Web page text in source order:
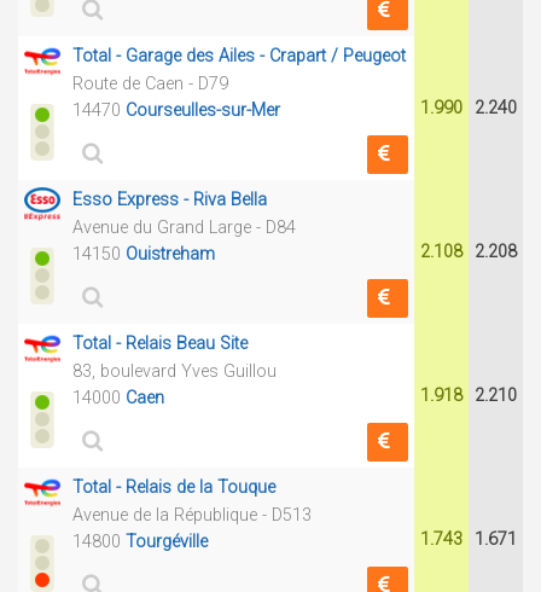
Total - Garage des Ailes - Crapart / Peugeot
Route de Caen - D79
14470 Courseulles-sur-Mer 1.990 2.240
Esso Express - Riva Bella
Avenue du Grand Large - D84
14150 Ouistreham 2.108 2.208
Total - Relais Beau Site
83, boulevard Yves Guillou
14000 Caen 1.918 2.210
Total - Relais de la Touque
Avenue de la République - D513
14800 Tourgéville 1.743 1.671